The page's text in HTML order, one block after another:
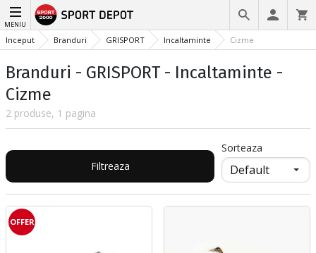
MENIU
Inceput Branduri GRISPORT Incaltaminte Cizme
Branduri - GRISPORT - Incaltaminte -
Cizme
2 produse, 1 pagina
Filtreaza
Sorteaza
OFFER